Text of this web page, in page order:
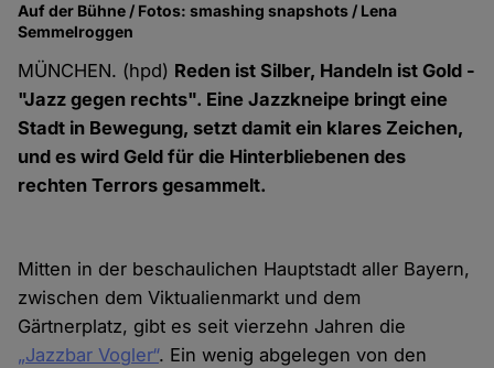
Auf der Bühne / Fotos: smashing snapshots / Lena
Semmelroggen
MÜNCHEN. (hpd) Reden ist Silber, Handeln ist Gold -
"Jazz gegen rechts". Eine Jazzkneipe bringt eine
Stadt in Bewegung, setzt damit ein klares Zeichen,
und es wird Geld für die Hinterbliebenen des
rechten Terrors gesammelt.
Mitten in der beschaulichen Hauptstadt aller Bayern,
zwischen dem Viktualienmarkt und dem
Gärtnerplatz, gibt es seit vierzehn Jahren die
„Jazzbar Vogler“. Ein wenig abgelegen von den